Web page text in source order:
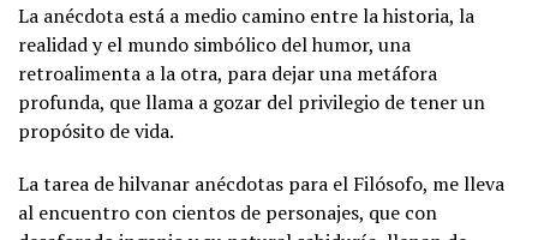
La anécdota está a medio camino entre la historia, la
realidad y el mundo simbólico del humor, una
retroalimenta a la otra, para dejar una metáfora
profunda, que llama a gozar del privilegio de tener un
propósito de vida.
La tarea de hilvanar anécdotas para el Filósofo, me lleva
al encuentro con cientos de personajes, que con